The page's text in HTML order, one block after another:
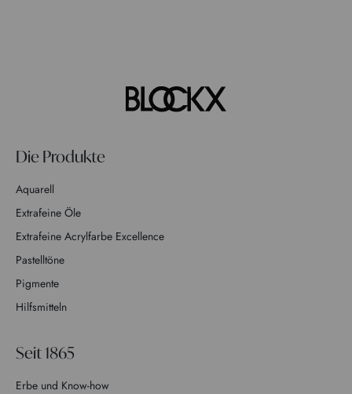
Die Produkte
Aquarell
Extrafeine Öle
Extrafeine Acrylfarbe Excellence
Pastelltöne
Pigmente
Hilfsmitteln
Seit 1865
Erbe und Know-how